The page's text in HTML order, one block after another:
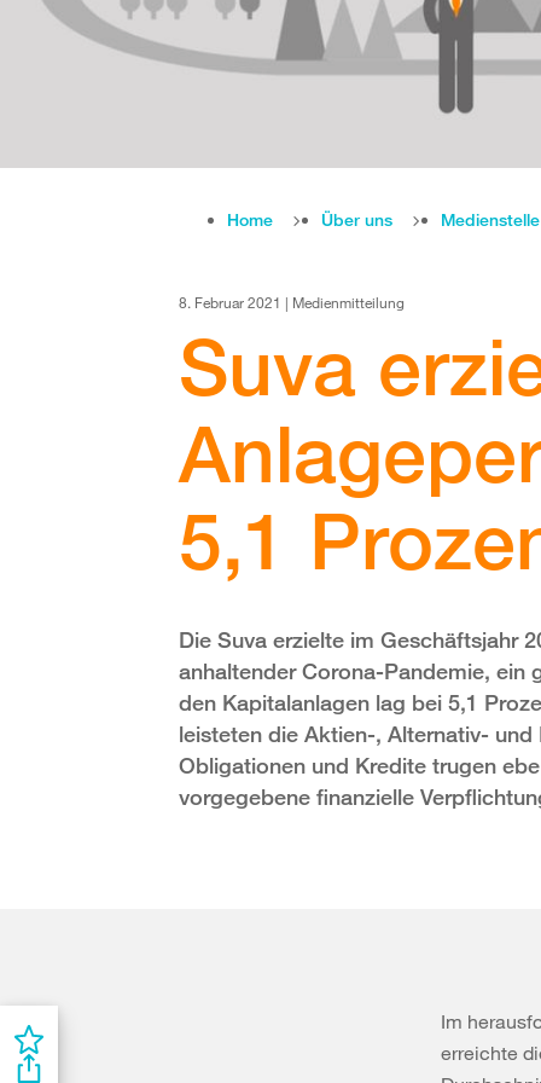
Home Über uns
8. Februar 2021 | Medienmitteilung
Suva
5,1
Die Suva erzielte im Geschäftsjahr
anhaltender Corona-Pandemie, ein
den Kapitalanlagen lag bei 5,1
leisteten die Aktien-, Alternativ-
Obligationen und Kredite trugen
vorgegebene finanzielle
Im
erreichte